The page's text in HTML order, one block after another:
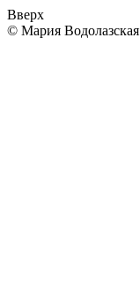
Вверх
© Мария Водолазская